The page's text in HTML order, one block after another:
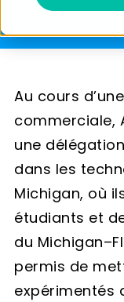
Au cours
commerciale,
une
dans les
Michigan, où
étudiants et
du
permis de
expérimentés